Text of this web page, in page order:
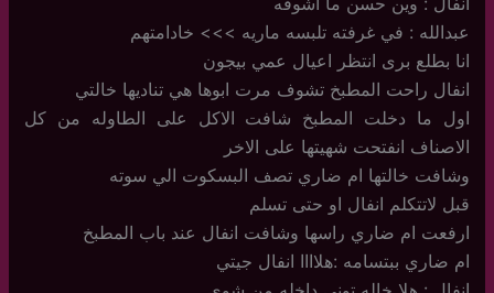
عبدالله : في غرفته تلبسه ماريه >>> خادامتهم
انا بطلع برى انتظر اعيال عمي بيجون
انفال راحت المطبخ تشوف مرت ابوها هي تناديها خالتي
اول ما دخلت المطبخ شافت الاكل على الطاوله من كل
الاصناف انفتحت شهيتها على الاخر
وشافت خالتها ام ضاري تصف البسكوت الي سوته
قبل لاتتكلم انفال او حتى تسلم
ارفعت ام ضاري راسها وشافت انفال عند باب المطبخ
ام ضاري ببتسامه :هلاااا انفال جيتي